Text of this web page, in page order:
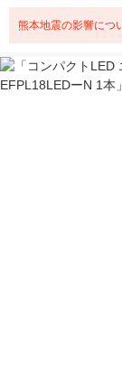
熊本地震の影響につ